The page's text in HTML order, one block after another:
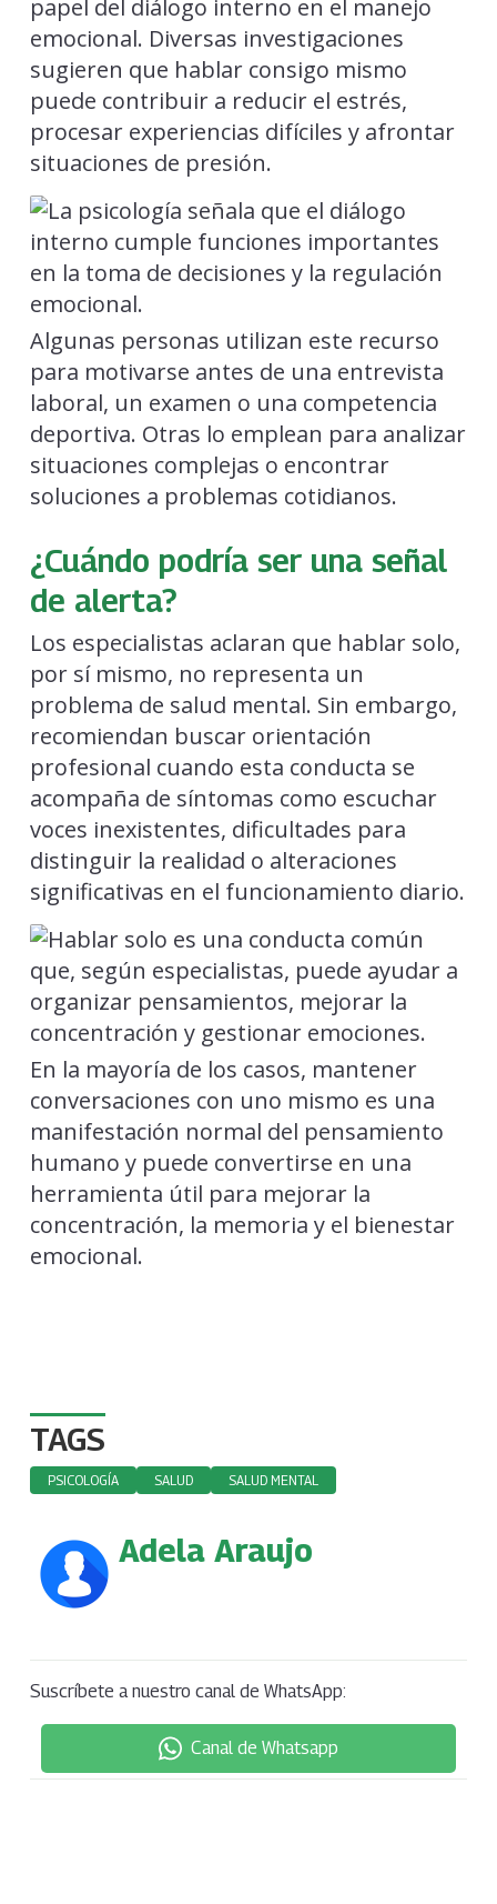
papel del diálogo interno en el manejo
emocional. Diversas investigaciones
sugieren que hablar consigo mismo
puede contribuir a reducir el estrés,
procesar experiencias difíciles y afrontar
situaciones de presión.
Algunas personas utilizan este recurso
para motivarse antes de una entrevista
laboral, un examen o una competencia
deportiva. Otras lo emplean para analizar
situaciones complejas o encontrar
soluciones a problemas cotidianos.
¿Cuándo podría ser una señal
de alerta?
Los especialistas aclaran que hablar solo,
por sí mismo, no representa un
problema de salud mental. Sin embargo,
recomiendan buscar orientación
profesional cuando esta conducta se
acompaña de síntomas como escuchar
voces inexistentes, dificultades para
distinguir la realidad o alteraciones
significativas en el funcionamiento diario.
En la mayoría de los casos, mantener
conversaciones con uno mismo es una
manifestación normal del pensamiento
humano y puede convertirse en una
herramienta útil para mejorar la
concentración, la memoria y el bienestar
emocional.
TAGS
PSICOLOGÍA SALUD SALUD MENTAL
Adela Araujo
Suscríbete a nuestro canal de WhatsApp:
Canal de Whatsapp